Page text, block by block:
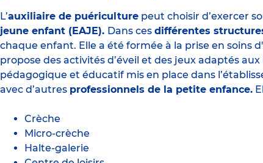
L’auxiliaire de puériculture peut choisir d’exercer
jeune enfant (EAJE). Dans ces différentes
chaque enfant. Elle a été formée à la prise en soins
propose des activités d’éveil et des jeux adaptés
pédagogique et éducatif mis en place dans
avec d’autres professionnels de la petite enfance.
Crèche
Micro-crèche
Halte-galerie